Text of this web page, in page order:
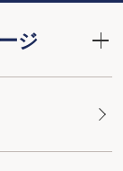
ジ